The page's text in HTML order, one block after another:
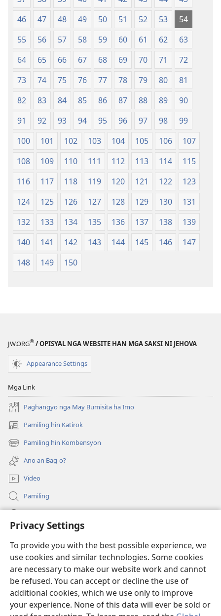
Privacy Settings
To provide you with the best possible experience, we
use cookies and similar technologies. Some cookies
are necessary to make our website work and cannot
be refused. You can accept or decline the use of
additional cookies, which we use only to improve
your experience. None of this data will ever be sold or
46
47 48 49 50 51 52 53
54
55
56 57 58 59 60 61 62
63
64
65 66 67 68 69 70 71
72
73
74 75 76 77 78 79 80
81
82
83 84 85 86 87 88 89
90
91
92 93 94 95 96 97 98
99
100
101 102 103 104 105 106
107
108
109 110 111 112 113 114
115
116
117 118 119 120 121 122
123
124
125 126 127 128 129 130
131
132
133 134 135 136 137 138
139
140
141 142 143 144 145 146
147
148
149 150
JW.ORG® / OPISYAL NGA WEBSITE HAN MGA SAKSI NI JEHOVA
Appearance Settings
Mga Link
Paghangyo nga May Bumisita ha Imo
Pamiling hin Katirok
(opens
new
window)
Pamiling hin Kombensyon
(opens
new
window)
Ano an Bag-o?
Video
Pamiling
(opens
window)Watchtower ONLINE LIBRARY
(opens
new
window)JW Hub ®
(opens
new
window)